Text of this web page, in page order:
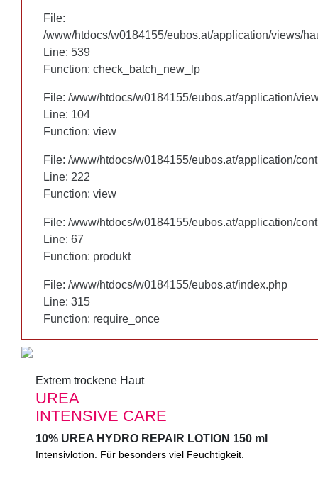
File:
/www/htdocs/w0184155/eubos.at/application/views/
Line: 460
Function: check_batch_new_lp
File: /www/htdocs/w0184155/eubos.at/application/
Line: 104
Function: view
File: /www/htdocs/w0184155/eubos.at/application/
Line: 222
Function: view
File: /www/htdocs/w0184155/eubos.at/application/
Line: 67
Function: produkt
File: /www/htdocs/w0184155/eubos.at/index.php
Line: 315
Function: require_once
Extrem trockene Haut
UREA
INTENSIVE CARE
10% UREA HYDRO REPAIR LOTION 150 ml
Wohltuende Intensivlotion für besonders viel Feuchtigkeit.
File:
/www/htdocs/w0184155/eubos.at/application/views/
Line: 539
Function: check_batch_new_lp
File: /www/htdocs/w0184155/eubos.at/application/
Line: 104
Function: view
File: /www/htdocs/w0184155/eubos.at/application/
Line: 222
Function: view
File: /www/htdocs/w0184155/eubos.at/application/
Line: 67
Function: produkt
File: /www/htdocs/w0184155/eubos.at/index.php
Line: 315
Function: require_once
Extrem trockene Haut
UREA
INTENSIVE CARE
10% UREA HYDRO REPAIR LOTION 150 ml
Intensivlotion. Für besonders viel Feuchtigkeit.